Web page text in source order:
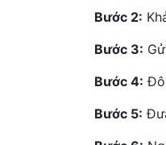
Bước 2:
Bước 3:
Bước 4:
Bước 5: